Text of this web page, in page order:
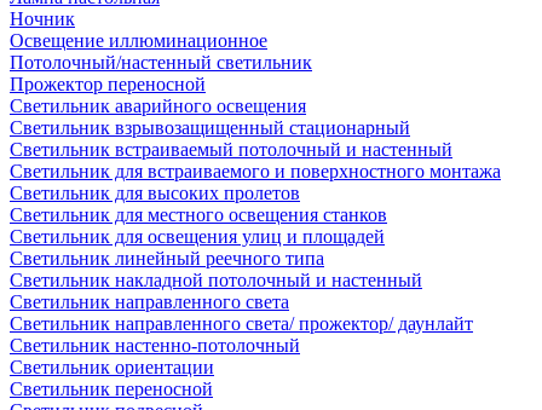
Ночник
Освещение иллюминационное
Потолочный/настенный светильник
Прожектор переносной
Светильник аварийного освещения
Светильник взрывозащищенный стационарный
Светильник встраиваемый потолочный и настенный
Светильник для встраиваемого и поверхностного монтажа
Светильник для высоких пролетов
Светильник для местного освещения станков
Светильник для освещения улиц и площадей
Светильник линейный реечного типа
Светильник накладной потолочный и настенный
Светильник направленного света
Светильник направленного света/ прожектор/ даунлайт
Светильник настенно-потолочный
Светильник ориентации
Светильник переносной